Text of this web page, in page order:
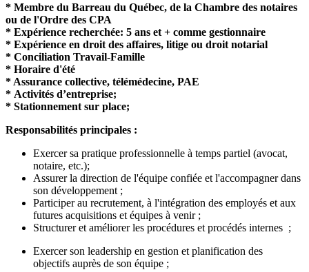
* Membre du Barreau du Québec, de la Chambre des notaires
ou de l'Ordre des CPA
* Expérience recherchée: 5 ans et + comme gestionnaire
* Expérience en droit des affaires, litige ou droit notarial
* Conciliation Travail-Famille
* Horaire d'été
* Assurance collective, télémédecine, PAE
* Activités d’entreprise;
* Stationnement sur place;
Responsabilités principales :
Exercer sa pratique professionnelle à temps partiel (avocat,
notaire, etc.);
Assurer la direction de l'équipe confiée et l'accompagner dans
son développement ;
Participer au recrutement, à l'intégration des employés et aux
futures acquisitions et équipes à venir ;
Structurer et améliorer les procédures et procédés internes ;
Exercer son leadership en gestion et planification des
objectifs auprès de son équipe ;